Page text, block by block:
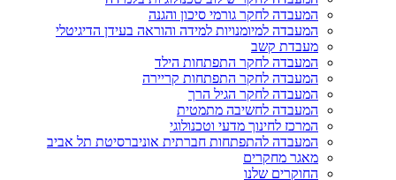
המעבדה לחקר גורמי סיכון והגנה
המעבדה למיומנויות למידה והוראה בעידן הדיגיטלי
מעבדת קשב
המעבדה לחקר התפתחות הילד
המעבדה לחקר התפתחות קריירה
המעבדה לחקר הגיל הרך
המעבדה לחשיבה מתמטית
המרכז לחינוך מדעי וטכנולוגי
המעבדה להתפתחות חברתית אוניברסיטת תל אביב
מאגר מחקרים
החוקרים שלנו